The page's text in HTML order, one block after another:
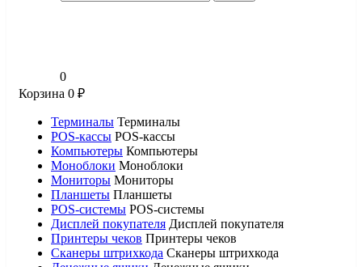
0
Корзина 0 ₽
Терминалы Терминалы
POS-кассы POS-кассы
Компьютеры Компьютеры
Моноблоки Моноблоки
Мониторы Мониторы
Планшеты Планшеты
POS-системы POS-системы
Дисплей покупателя Дисплей покупателя
Принтеры чеков Принтеры чеков
Сканеры штрихкода Сканеры штрихкода